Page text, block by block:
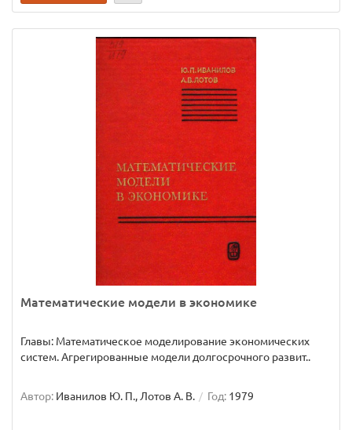
Математические модели в экономике
Главы: Математическое моделирование экономических
систем. Агрегированные модели долгосрочного развит..
Автор: Иванилов Ю. П., Лотов А. В. Год: 1979